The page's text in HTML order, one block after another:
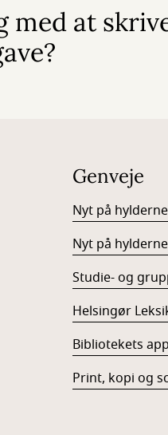
med at
Genveje
Nyt på
Nyt på
Studie- og
Helsingør
Bibliotekets app
Print, kopi og